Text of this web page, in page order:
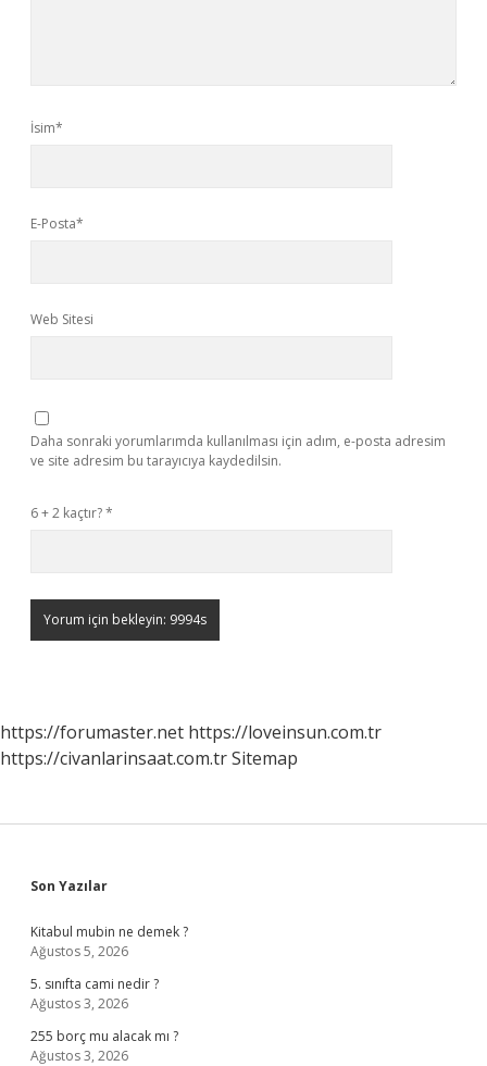
İsim*
E-Posta*
Web Sitesi
Daha sonraki yorumlarımda kullanılması için adım, e-posta adresim
ve site adresim bu tarayıcıya kaydedilsin.
6 + 2 kaçtır?*
https://forumaster.net https://loveinsun.com.tr
https://civanlarinsaat.com.trSitemap
Sidebar
Son Yazılar
Kitabul mubin ne demek ?
Ağustos 5, 2026
5. sınıfta cami nedir ?
Ağustos 3, 2026
255 borç mu alacak mı ?
Ağustos 3, 2026